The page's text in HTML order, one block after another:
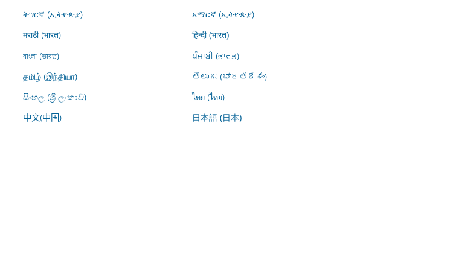
ትግርኛ (ኢትዮጵያ) አማርኛ (ኢትዮጵያ)
मराठी (भारत) हिन्दी (भारत)
বাংলা (ভারত)
ਪੰਜਾਬੀ (ਭਾਰਤ)
தமிழ் (இந்தியா)
తెలుగు (భారతదేశం)
සිංහල (ශ්‍රී ලංකාව)
ไทย (ไทย)
中文(中国) 日本語 (日本)